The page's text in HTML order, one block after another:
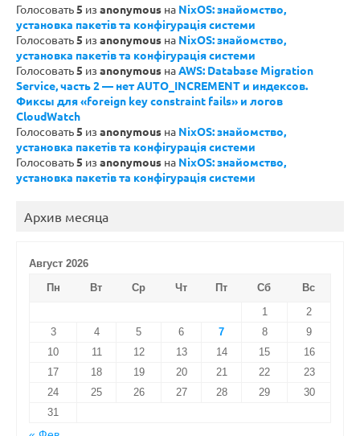
Голосовать5 из anonymous на NixOS: знайомство,
установка пакетів та конфігурація системи
Голосовать5 из anonymous на NixOS: знайомство,
установка пакетів та конфігурація системи
Голосовать5 из anonymous наAWS: Database Migration
Service, часть 2 — нет AUTO_INCREMENT и индексов.
Фиксы для «foreign key constraint fails» и логов
CloudWatch
Голосовать5 из anonymous на NixOS: знайомство,
установка пакетів та конфігурація системи
Голосовать5 из anonymous на NixOS: знайомство,
установка пакетів та конфігурація системи
Архив месяца
Август 2026
Пн
Вт Ср Чт Пт Сб
Вс
1
2
3
4 5 6 7 8
9
10
11 12 13 14 15
16
17
18 19 20 21 22
23
24
25 26 27 28 29
30
31